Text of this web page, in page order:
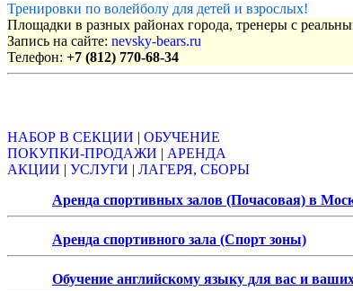
Тренировки по волейболу для детей и взрослых!
Площадки в разных районах города, тренеры с
Запись на сайте: nevsky-bears.ru
Телефон: +7 (812) 770-68-34
НАБОР В СЕКЦИИ | ОБУЧЕНИЕ
ПОКУПКИ-ПРОДАЖИ | АРЕНДА
АКЦИИ | УСЛУГИ | ЛАГЕРЯ, СБОРЫ
Аренда спортивных залов (Почасовая) в
Аренда спортивного зала (Спорт зоны)
Обучение английскому языку для вас и